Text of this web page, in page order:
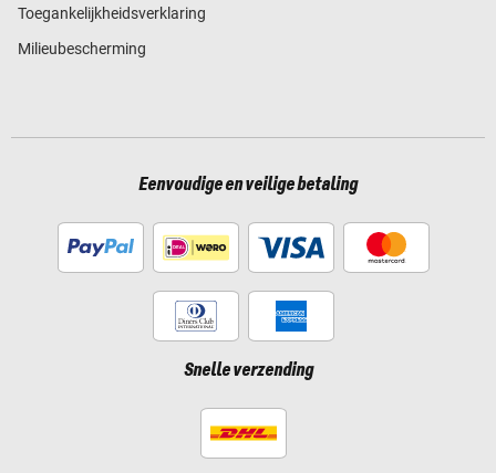
Toegankelijkheidsverklaring
Milieubescherming
Eenvoudige en veilige betaling
Snelle verzending